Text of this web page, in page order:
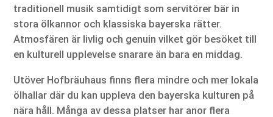
traditionell musik samtidigt som servitörer bär in
stora ölkannor och klassiska bayerska rätter.
Atmosfären är livlig och genuin vilket gör besöket till
en kulturell upplevelse snarare än bara en middag.
Utöver Hofbräuhaus finns flera mindre och mer lokala
ölhallar där du kan uppleva den bayerska kulturen på
nära håll. Många av dessa platser har anor flera